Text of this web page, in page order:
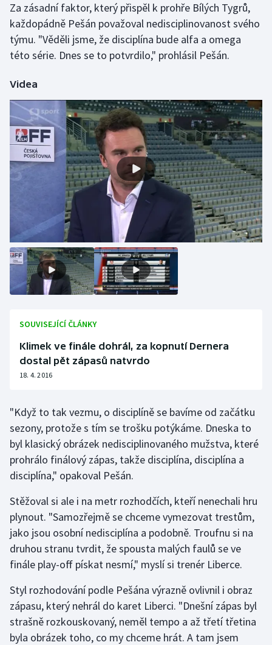
Lezení
Lyže a snowboard
Moderní pětiboj
Motorsport
Olympijské hry
Parasport
Plážový volejbal
Ragby
Rychlobruslení
Rychlostní kanoistika
Short track
Sportovní střelba
Stolní tenis
Triatlon
Veslování
Vodní slalom
Volejbal
Ostatní
Za zásadní faktor, který přispěl k prohře Bílých Tygrů,
každopádně Pešán považoval nedisciplinovanost svého
týmu. "Věděli jsme, že disciplína bude alfa a omega
této série. Dnes se to potvrdilo," prohlásil Pešán.
Videa
SOUVISEJÍCÍ ČLÁNKY
Klimek ve finále dohrál, za kopnutí Dernera
dostal pět zápasů natvrdo
18. 4. 2016
"Když to tak vezmu, o disciplíně se bavíme od začátku
sezony, protože s tím se trošku potýkáme. Dneska to
byl klasický obrázek nedisciplinovaného mužstva, které
prohrálo finálový zápas, takže disciplína, disciplína a
disciplína," opakoval Pešán.
Stěžoval si ale i na metr rozhodčích, kteří nenechali hru
plynout. "Samozřejmě se chceme vymezovat trestům,
jako jsou osobní nedisciplína a podobně. Troufnu si na
druhou stranu tvrdit, že spousta malých faulů se ve
finále play-off pískat nesmí," myslí si trenér Liberce.
Styl rozhodování podle Pešána výrazně ovlivnil i obraz
zápasu, který nehrál do karet Liberci. "Dnešní zápas byl
strašně rozkouskovaný, neměl tempo a až třetí třetina
byla obrázek toho, co my chceme hrát. A tam jsem